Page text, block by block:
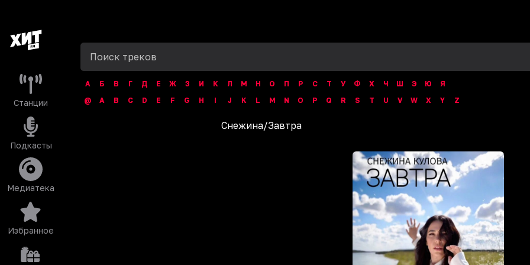
Станции
Подкасты
Медиатека
Избранное
А Б В Г Д Е Ж З И К Л М Н О П Р С Т У Ф Х Ч Ш Э Ю
Я
@
A B C D E F G H I J K L M N O P Q R S T U V W X Y Z
Снежина/Завтра